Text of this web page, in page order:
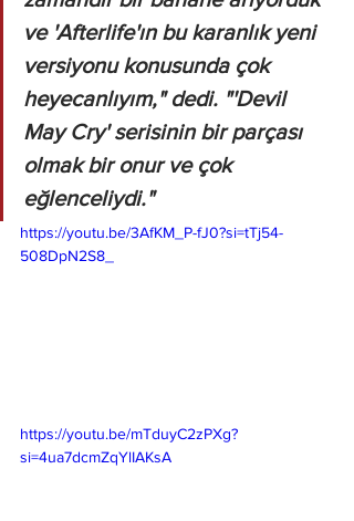
ve 'Afterlife'ın bu karanlık yeni
versiyonu konusunda çok
heyecanlıyım," dedi. "'Devil
May Cry' serisinin bir parçası
olmak bir onur ve çok
eğlenceliydi."
https://youtu.be/3AfKM_P-fJ0?si=tTj54-
508DpN2S8_
https://youtu.be/mTduyC2zPXg?
si=4ua7dcmZqYlIAKsA